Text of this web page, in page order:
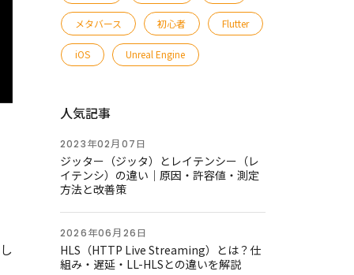
メタバース 初心者 Flutter
iOS Unreal Engine
人気記事
2023年02月07日
ジッター（ジッタ）とレイテンシー（レ
イテンシ）の違い｜原因・許容値・測定
方法と改善策
2026年06月26日
HLS（HTTP Live Streaming）とは？仕
組み・遅延・LL-HLSとの違いを解説